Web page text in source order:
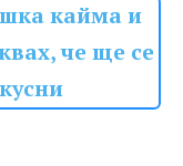
кайма и
че ще се